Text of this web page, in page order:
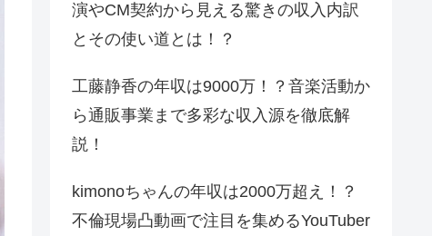
演やCM契約から見える驚きの収入内訳
とその使い道とは！？
工藤静香の年収は9000万！？音楽活動か
ら通販事業まで多彩な収入源を徹底解
説！
kimonoちゃんの年収は2000万超え！？
不倫現場凸動画で注目を集めるYouTuber